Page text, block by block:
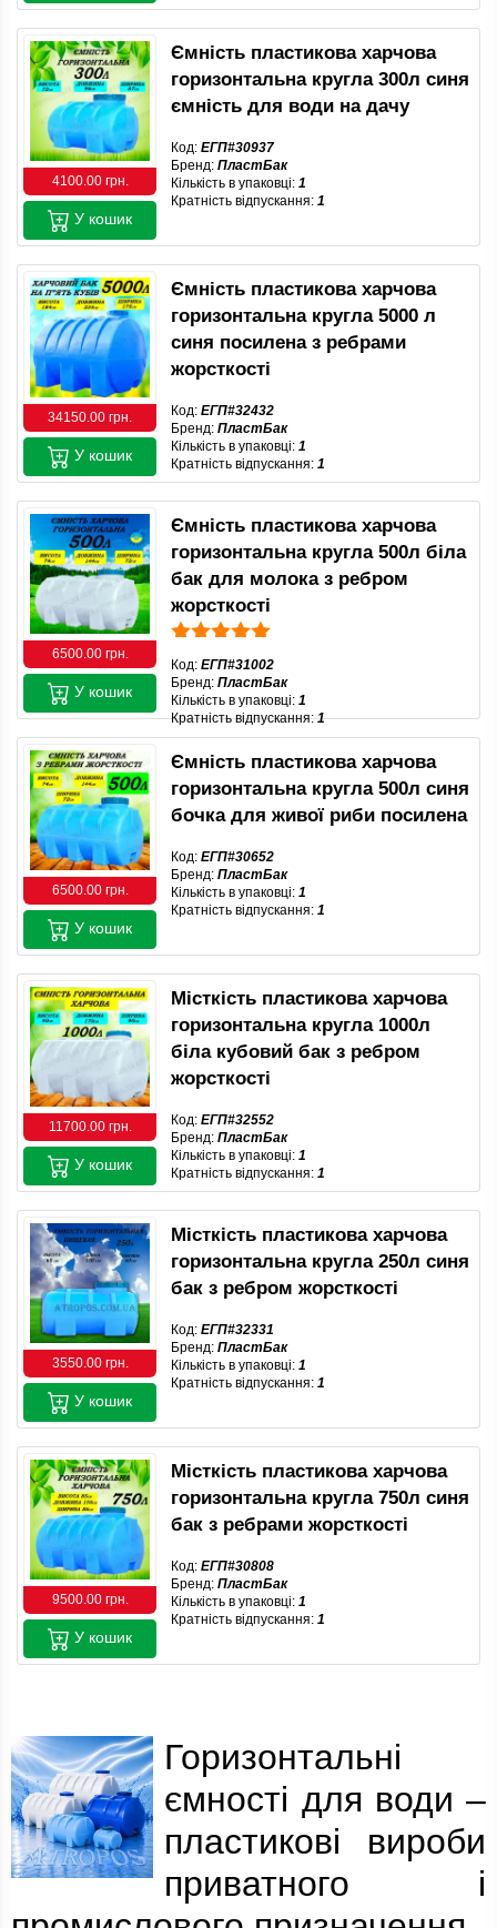
4100.00 грн.
Ємність пластикова харчова
горизонтальна кругла 300л синя
ємність для води на дачу
Код: ЕГП#30937
Бренд: ПластБак
Кількість в упаковці: 1
Кратність відпускання: 1
У кошик
34150.00 грн.
Ємність пластикова харчова
горизонтальна кругла 5000 л
синя посилена з ребрами
жорсткості
Код: ЕГП#32432
Бренд: ПластБак
Кількість в упаковці: 1
Кратність відпускання: 1
У кошик
6500.00 грн.
Ємність пластикова харчова
горизонтальна кругла 500л біла
бак для молока з ребром
жорсткості
Код: ЕГП#31002
Бренд: ПластБак
Кількість в упаковці: 1
Кратність відпускання:1
У кошик
6500.00 грн.
Ємність пластикова харчова
горизонтальна кругла 500л синя
бочка для живої риби посилена
Код: ЕГП#30652
Бренд: ПластБак
Кількість в упаковці: 1
Кратність відпускання: 1
У кошик
11700.00 грн.
Місткість пластикова харчова
горизонтальна кругла 1000л
біла кубовий бак з ребром
жорсткості
Код: ЕГП#32552
Бренд: ПластБак
Кількість в упаковці: 1
Кратність відпускання: 1
У кошик
3550.00 грн.
Місткість пластикова харчова
горизонтальна кругла 250л синя
бак з ребром жорсткості
Код: ЕГП#32331
Бренд: ПластБак
Кількість в упаковці: 1
Кратність відпускання: 1
У кошик
9500.00 грн.
Місткість пластикова харчова
горизонтальна кругла 750л синя
бак з ребрами жорсткості
Код: ЕГП#30808
Бренд: ПластБак
Кількість в упаковці: 1
Кратність відпускання: 1
У кошик
Горизонтальні
ємності для води –
пластикові вироби
приватного і